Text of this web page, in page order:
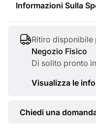
Informazioni Sulla
Ritiro disponibile
Negozio Fisico
Di solito pronto
Visualizza le
Chiedi una